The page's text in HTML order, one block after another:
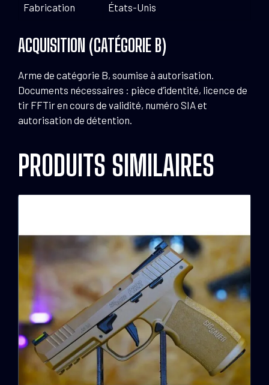
Fabrication États-Unis
ACQUISITION (CATÉGORIE B)
Arme de catégorie B, soumise à autorisation.
Documents nécessaires : pièce d’identité, licence de
tir FFTir en cours de validité, numéro SIA et
autorisation de détention.
PRODUITS SIMILAIRES